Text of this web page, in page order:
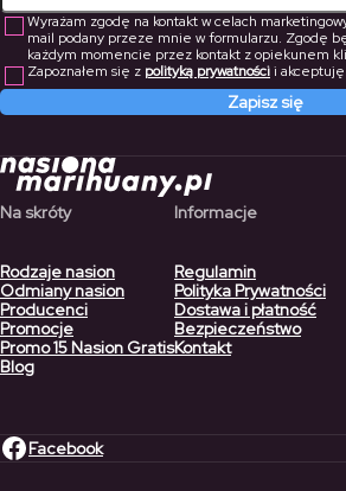
Wyrażam zgodę na kontakt w celach
mail podany przeze mnie w formularzu. Zgodę
każdym momencie przez kontakt z opiekunem
Zapoznałem się z polityką prywatnościi akceptuję
Zapisz się
Na skróty
Rodzaje nasion
Odmiany nasion
Producenci
Promocje
Promo 15 Nasion Gratis
Blog
Informacje
Regulamin
Polityka Prywatności
Dostawa i płatność
Bezpieczeństwo
Kontakt
Facebook